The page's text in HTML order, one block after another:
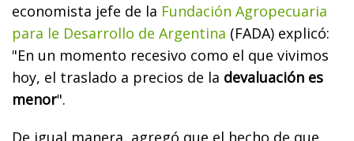
economista jefe de la Fundación Agropecuaria
para le Desarrollo de Argentina (FADA) explicó:
"En un momento recesivo como el que vivimos
hoy, el traslado a precios de la devaluación es
menor".
De igual manera, agregó que el hecho de que